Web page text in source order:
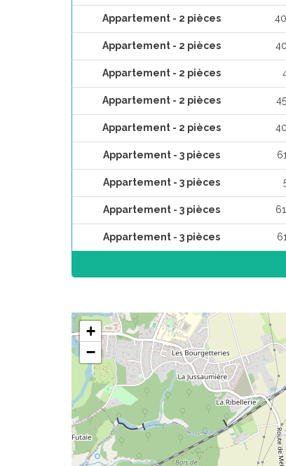
Appartement - 2 pièces
Appartement - 2 pièces
Appartement - 2 pièces
Appartement - 2 pièces
Appartement - 2 pièces
Appartement - 3 pièces
Appartement - 3 pièces
Appartement - 3 pièces
Appartement - 3 pièces
+
−